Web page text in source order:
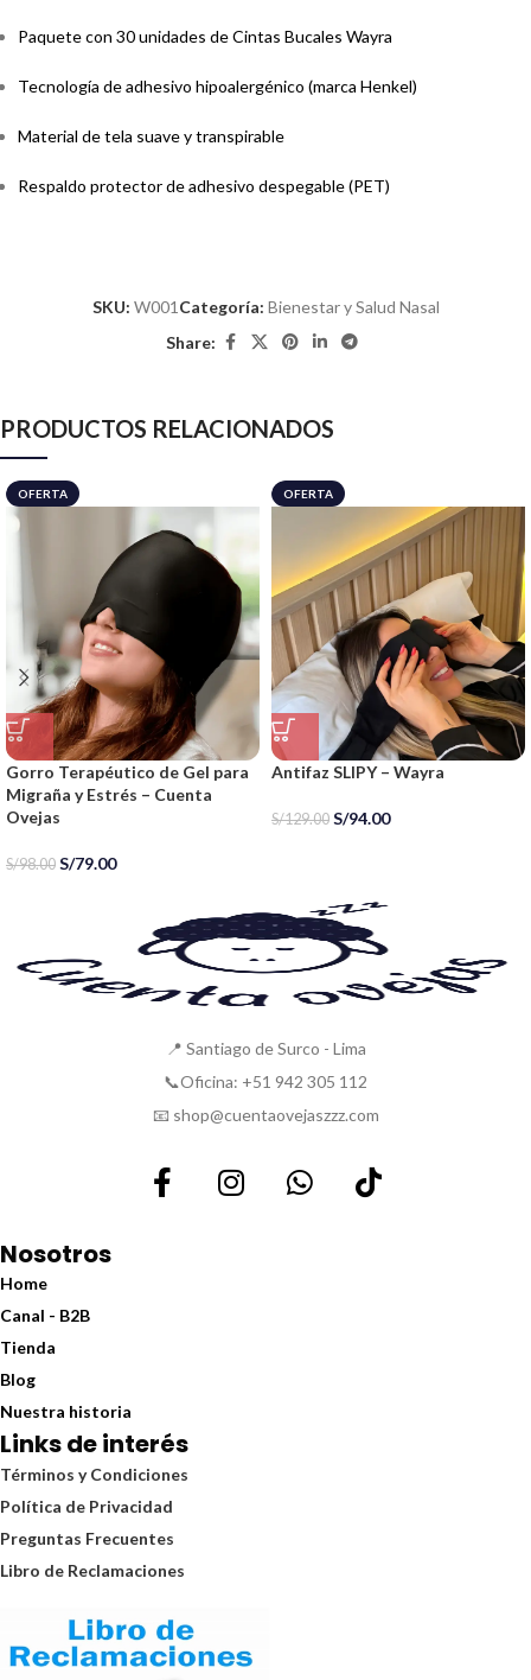
Paquete con 30 unidades de Cintas Bucales Wayra
Tecnología de adhesivo hipoalergénico (marca Henkel)
Material de tela suave y transpirable
Respaldo protector de adhesivo despegable (PET)
SKU: W001 Categoría: Bienestar y Salud Nasal
Share:
PRODUCTOS RELACIONADOS
OFERTA
Gorro Terapéutico de Gel para
Migraña y Estrés – Cuenta
Ovejas
S/98.00 S/79.00
OFERTA
Antifaz SLIPY – Wayra
S/129.00 S/94.00
📍 Santiago de Surco - Lima
📞Oficina: +51 942 305 112
📧 shop@cuentaovejaszzz.com
Nosotros
Home
Canal - B2B
Tienda
Blog
Nuestra historia
Links de interés
Términos y Condiciones
Política de Privacidad
Preguntas Frecuentes
Libro de Reclamaciones